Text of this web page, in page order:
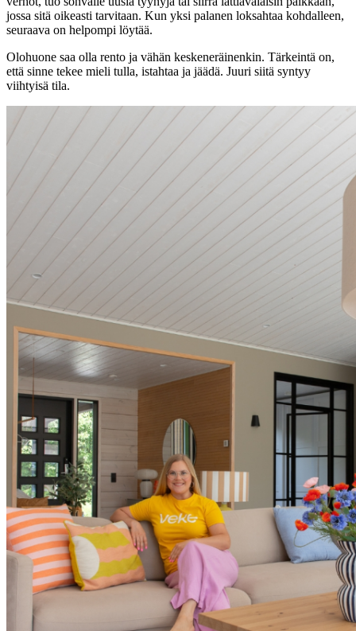
jossa sitä oikeasti tarvitaan. Kun yksi palanen loksahtaa kohdalleen,
seuraava on helpompi löytää.
Olohuone saa olla rento ja vähän keskeneräinenkin. Tärkeintä on,
että sinne tekee mieli tulla, istahtaa ja jäädä. Juuri siitä syntyy
viihtyisä tila.